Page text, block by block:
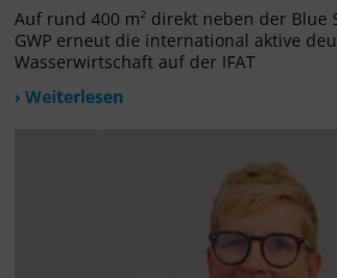
Auf rund 400 m² direkt neben der Blue
GWP erneut die international aktive
Wasserwirtschaft auf der IFAT
› Weiterlesen